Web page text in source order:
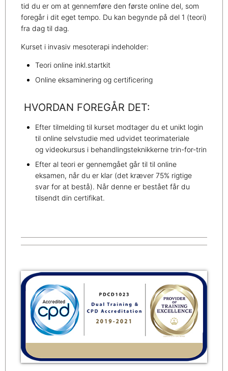
tid du er om at gennemføre den første online del, som
foregår i dit eget tempo. Du kan begynde på del 1 (teori)
fra dag til dag.
Kurset i invasiv mesoterapi indeholder:
Teori online inkl.startkit
Online eksaminering og certificering
HVORDAN FOREGÅR DET:
Efter tilmelding til kurset modtager du et unikt login
til online selvstudie med udvidet teorimateriale
og videokursus i behandlingsteknikkerne trin-for-trin
Efter al teori er gennemgået går til til online
eksamen, når du er klar (det kræver 75% rigtige
svar for at bestå). Når denne er bestået får du
tilsendt din certifikat.